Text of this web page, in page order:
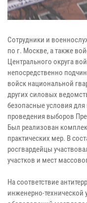
Сотрудники и
по г. Москве, а также
Центрального округа
непосредственно
войск национальной
других силовых
безопасные условия для
проведения выборов
Был реализован
практических мер. В
росгвардейцы
участков и мест
На соответствие
инженерно-технической